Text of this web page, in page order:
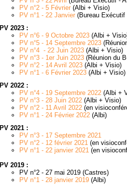
PV n°2 - 5 Février (Albi + Visio)
PV n°1 - 22 Janvier (Bureau
PV 2023 :
PV n°6 - 9 Octobre 2023 (Albi +
PV n°5 - 14 Septembre 2023
PV n°4 - 22 Juin 2023 (Albi + Visio)
PV n°3 - 1er Juin 2023 (Réunion du
PV n°2 - 14 Avril 2023 (Albi + Visio)
PV n°1 - 6 Février 2023 (Albi + Visio)
PV 2022 :
PV n°4 - 19 Septembre 2022 (Albi +
PV n°3 - 28 Juin 2022 (Albi + Visio)
PV n°2 - 11 Avril 2022 (en
PV n°1 - 24 Février 2022 (Albi)
PV 2021 :
PV n°3 - 17 Septembre 2021
PV n°2 - 12 février 2021 (en
PV n°1 - 22 janvier 2021 (en
PV 2019 :
PV n°2 - 27 mai 2019 (Castres)
PV n°1 - 28 janvier 2019 (Albi)